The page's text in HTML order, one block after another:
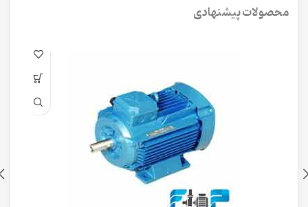
محصولات پیشنهادی